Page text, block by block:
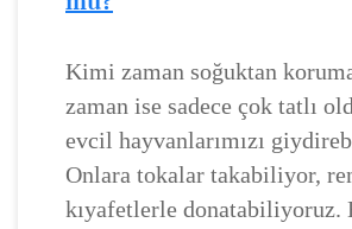
Kimi zaman soğuktan
zaman ise sadece çok tatlı
evcil hayvanlarımızı
Onlara tokalar takabiliyor,
kıyafetlerle donatabiliyoruz.